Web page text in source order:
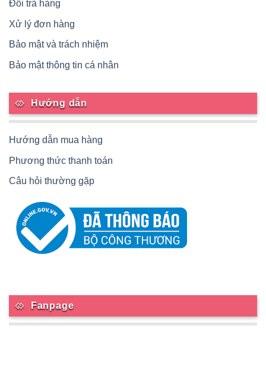
Đổi trả hàng
Xử lý đơn hàng
Bảo mật và trách nhiệm
Bảo mật thông tin cá nhân
Hướng dẫn
Hướng dẫn mua hàng
Phương thức thanh toán
Câu hỏi thường gặp
Fanpage